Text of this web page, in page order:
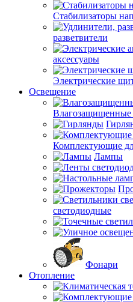
Стабилизаторы
разветвители
аксессуары
Электрические
Освещение
Влагозащищенные
Комплектующие
Лампы
светодиодные
Фонари
Отопление